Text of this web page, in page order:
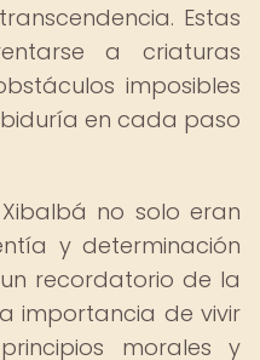
Estas
a criaturas
imposibles
en cada paso
no solo eran
y determinación
recordatorio de la
importancia de vivir
morales y